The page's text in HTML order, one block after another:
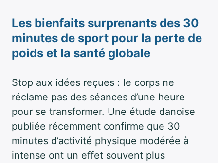
Les bienfaits surprenants des 30
minutes de sport pour la perte de
poids et la santé globale
Stop aux idées reçues : le corps ne
réclame pas des séances d’une heure
pour se transformer. Une étude danoise
publiée récemment confirme que 30
minutes d’activité physique modérée à
intense ont un effet souvent plus